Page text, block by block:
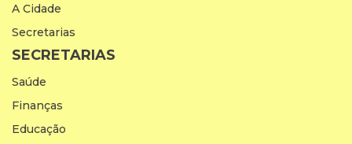
A Cidade
Secretarias
SECRETARIAS
Saúde
Finanças
Educação